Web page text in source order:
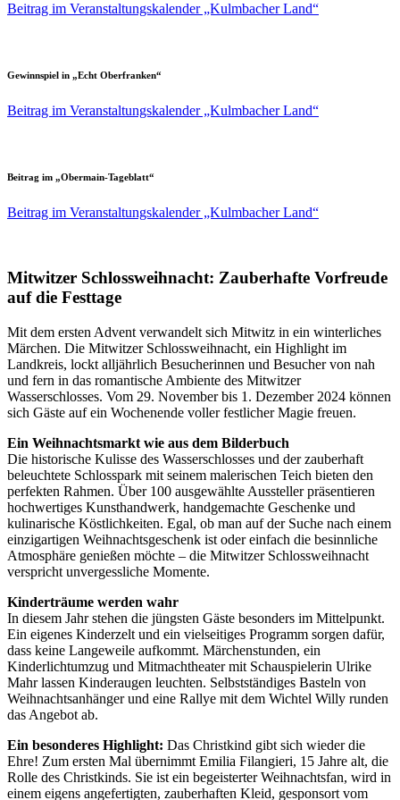
Beitrag im Veranstaltungskalender „Kulmbacher Land“
Gewinnspiel in „Echt Oberfranken“
Beitrag im Veranstaltungskalender „Kulmbacher Land“
Beitrag im „Obermain-Tageblatt“
Beitrag im Veranstaltungskalender „Kulmbacher Land“
Mitwitzer Schlossweihnacht: Zauberhafte Vorfreude
auf die Festtage
Mit dem ersten Advent verwandelt sich Mitwitz in ein winterliches
Märchen. Die Mitwitzer Schlossweihnacht, ein Highlight im
Landkreis, lockt alljährlich Besucherinnen und Besucher von nah
und fern in das romantische Ambiente des Mitwitzer
Wasserschlosses. Vom 29. November bis 1. Dezember 2024 können
sich Gäste auf ein Wochenende voller festlicher Magie freuen.
Ein Weihnachtsmarkt wie aus dem Bilderbuch
Die historische Kulisse des Wasserschlosses und der zauberhaft
beleuchtete Schlosspark mit seinem malerischen Teich bieten den
perfekten Rahmen. Über 100 ausgewählte Aussteller präsentieren
hochwertiges Kunsthandwerk, handgemachte Geschenke und
kulinarische Köstlichkeiten. Egal, ob man auf der Suche nach einem
einzigartigen Weihnachtsgeschenk ist oder einfach die besinnliche
Atmosphäre genießen möchte – die Mitwitzer Schlossweihnacht
verspricht unvergessliche Momente.
Kinderträume werden wahr
In diesem Jahr stehen die jüngsten Gäste besonders im Mittelpunkt.
Ein eigenes Kinderzelt und ein vielseitiges Programm sorgen dafür,
dass keine Langeweile aufkommt. Märchenstunden, ein
Kinderlichtumzug und Mitmachtheater mit Schauspielerin Ulrike
Mahr lassen Kinderaugen leuchten. Selbstständiges Basteln von
Weihnachtsanhänger und eine Rallye mit dem Wichtel Willy runden
das Angebot ab.
Ein besonderes Highlight: Das Christkind gibt sich wieder die
Ehre! Zum ersten Mal übernimmt Emilia Filangieri, 15 Jahre alt, die
Rolle des Christkinds. Sie ist ein begeisterter Weihnachtsfan, wird in
einem eigens angefertigten, zauberhaften Kleid, gesponsort vom